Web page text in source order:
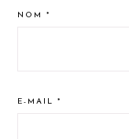
NOM*
E-MAIL*